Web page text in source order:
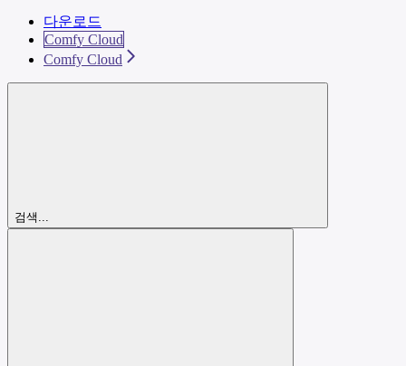
다운로드
Comfy Cloud
Comfy Cloud
검색...